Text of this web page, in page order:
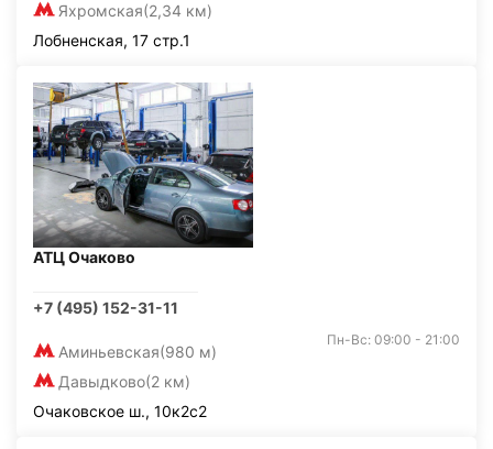
Яхромская(2,34 км)
Лобненская, 17 стр.1
АТЦ Очаково
+7 (495) 152-31-11
Аминьевская(980 м)
Давыдково(2 км)
Пн-Вс: 09:00 - 21:00
Очаковское ш., 10к2с2